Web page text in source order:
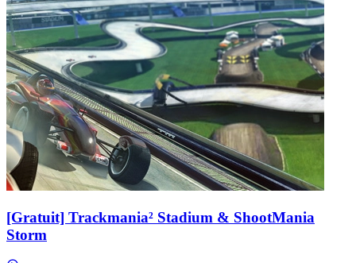
[Gratuit] Trackmania² Stadium & ShootMania
Storm